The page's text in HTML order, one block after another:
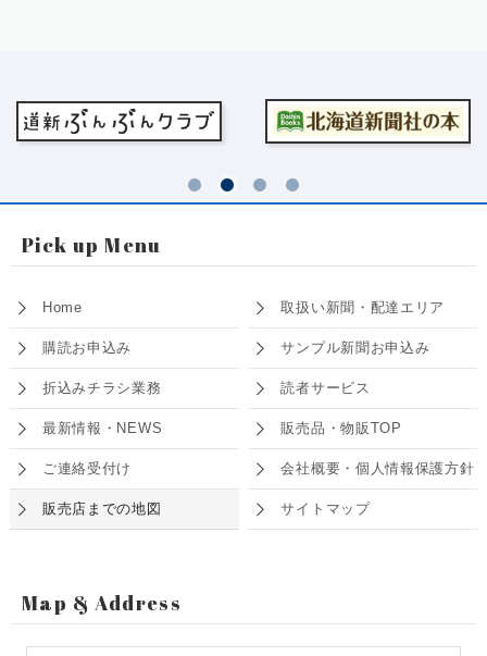
Pick up Menu
Home 取扱い新聞・配達エリア
購読お申込み サンプル新聞お申込み
折込みチラシ業務 読者サービス
最新情報・NEWS 販売品・物販TOP
ご連絡受付け 会社概要・個人情報保護方針
販売店までの地図 サイトマップ
Map & Address